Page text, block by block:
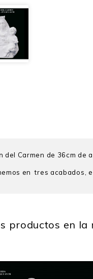
del Carmen de 36cm de
en tres acabados,
productos en la